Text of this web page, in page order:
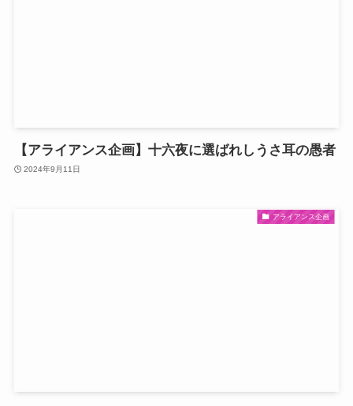
【アライアンス企画】十六夜に選ばれしうさ耳の愚者
2024年9月11日
アライアンス企画